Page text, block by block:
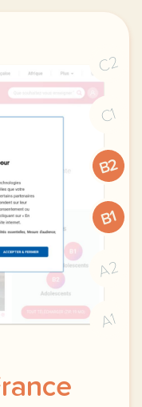
C2
C1
B2
B1
A2
A1